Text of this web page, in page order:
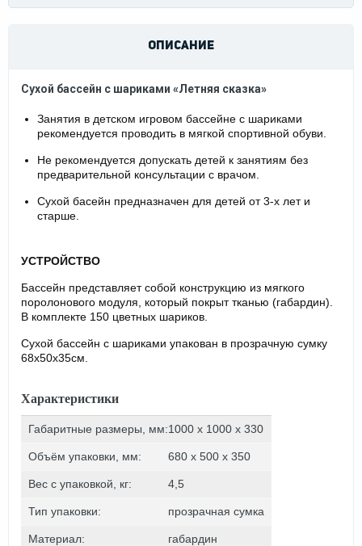
ОПИСАНИЕ
Сухой бассейн с шариками «Летняя сказка»
Занятия в детском игровом бассейне с шариками
рекомендуется проводить в мягкой спортивной обуви.
Не рекомендуется допускать детей к занятиям без
предварительной консультации с врачом.
Сухой басейн предназначен для детей от 3-х лет и
старше.
УСТРОЙСТВО
Бассейн представляет собой конструкцию из мягкого
поролонового модуля, который покрыт тканью (габардин).
В комплекте 150 цветных шариков.
Сухой бассейн с шариками упакован в прозрачную сумку
68х50х35см.
Характеристики
Габаритные размеры, мм:1000 x 1000 x 330
Объём упаковки, мм: 680 х 500 х 350
Вес с упаковкой, кг: 4,5
Тип упаковки: прозрачная сумка
Материал: габардин